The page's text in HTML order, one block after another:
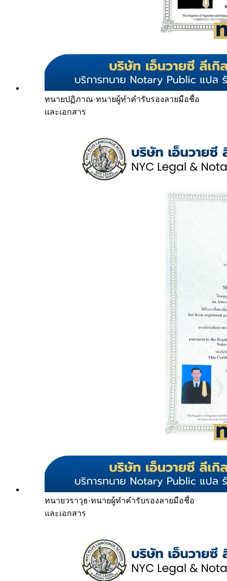
ทนายปฏิภาณ·ทนายผู้ทำคำรับรองลายมือชื่อ
และเอกสาร
ทนายวราวุธ·ทนายผู้ทำคำรับรองลายมือชื่อ
และเอกสาร